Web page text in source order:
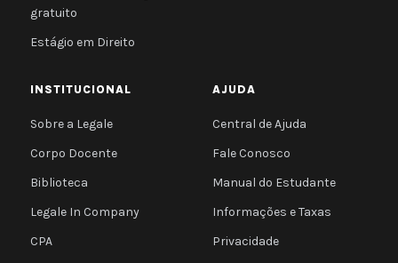
gratuito
Estágio em Direito
INSTITUCIONAL
Sobre a Legale
Corpo Docente
Biblioteca
Legale In Company
CPA
AJUDA
Central de Ajuda
Fale Conosco
Manual do Estudante
Informações e Taxas
Privacidade